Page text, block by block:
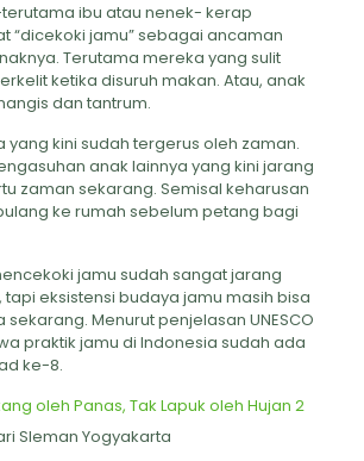
ibu atau nenek- kerap
“dicekoki jamu” sebagai ancaman
Terutama mereka yang sulit
ketika disuruh makan. Atau, anak
dan tantrum.
yang kini sudah tergerus oleh zaman.
anak lainnya yang kini jarang
zaman sekarang. Semisal keharusan
ke rumah sebelum petang bagi
jamu sudah sangat jarang
tapi eksistensi budaya jamu masih bisa
Menurut penjelasan UNESCO
praktik jamu di Indonesia sudah ada
ke-8.
Sleman Yogyakarta